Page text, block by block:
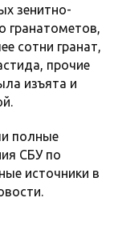
зенитно-
гранатометов,
сотни гранат,
прочие
изъята и
полные
СБУ по
источники в